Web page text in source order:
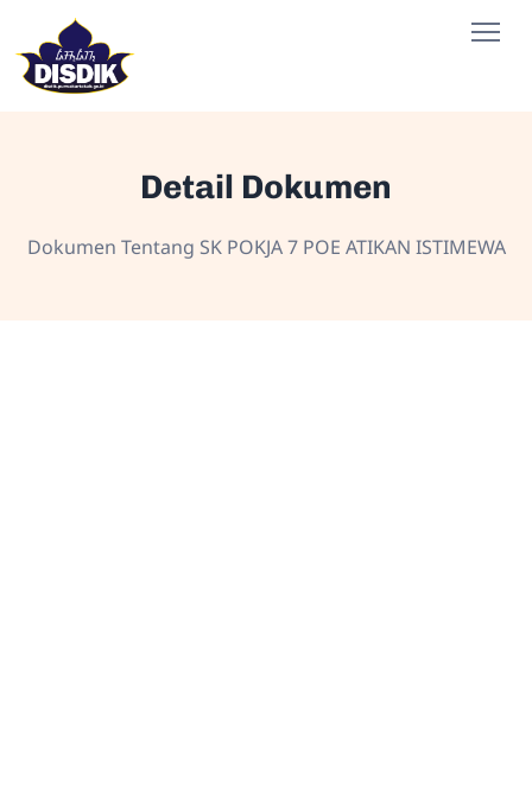
Detail Dokumen
Dokumen Tentang SK POKJA 7 POE ATIKAN ISTIMEWA